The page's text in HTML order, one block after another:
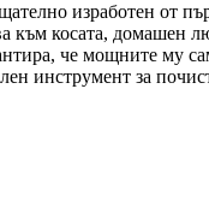
изработен от
към косата, домашен
че мощните му
инструмент за